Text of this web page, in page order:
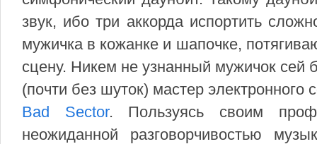
звук, ибо три аккорда испортить
мужичка в кожанке и шапочке,
сцену. Никем не узнанный мужичок
(почти без шуток) мастер электронного
Bad Sector. Пользуясь своим
неожиданной разговорчивостью